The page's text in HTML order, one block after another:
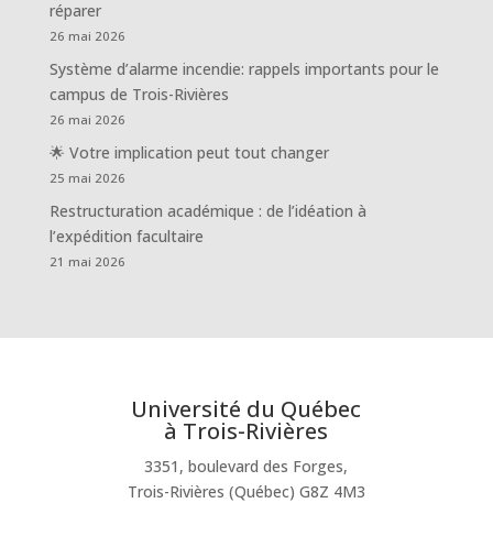
réparer
26 mai 2026
Système d’alarme incendie: rappels importants pour le
campus de Trois-Rivières
26 mai 2026
🌟 Votre implication peut tout changer
25 mai 2026
Restructuration académique : de l’idéation à
l’expédition facultaire
21 mai 2026
Université du Québec
à Trois-Rivières
3351, boulevard des Forges,
Trois-Rivières (Québec) G8Z 4M3